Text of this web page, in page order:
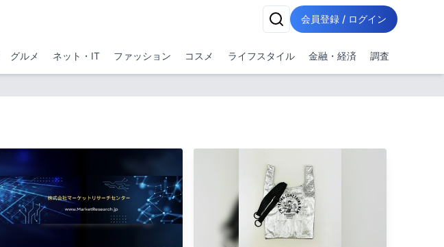
会員登録 / ログイン
グルメ ネット・IT ファッション コスメ ライフスタイル 金融・経済 調査